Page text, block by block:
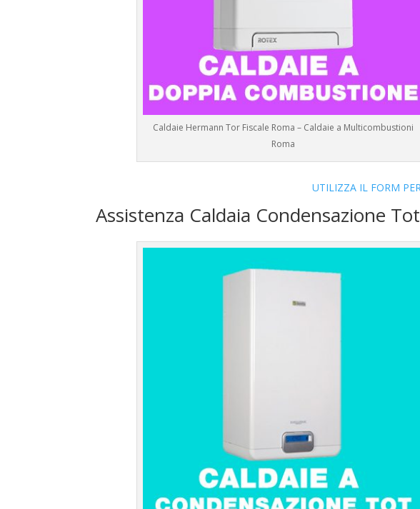
Caldaie Hermann Tor Fiscale Roma – Caldaie a Multicombustioni
Roma
UTILIZZA IL FORM
Assistenza Caldaia Condensazione